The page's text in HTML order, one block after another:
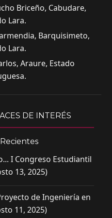
con el ingreso del
que todos los puestos
por personal idóneo, de
de cada
las técnicas y
de Recursos
trabajador tanto en el
público.
de Administración
para que, al
laboral, tanto la
como el trabajador,
que a ambos les
Briceño, Cabudare,
Lara.
Barquisimeto,
Lara.
Araure, Estado
DE INTERÉS
I Congreso Estudiantil
13, 2025)
de Ingeniería en
11, 2025)